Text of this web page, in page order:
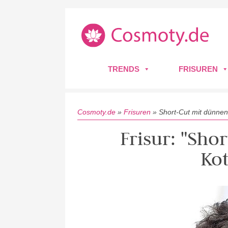
TRENDS FRISUREN
Cosmoty.de » Frisuren » Short-Cut mit
Frisur: